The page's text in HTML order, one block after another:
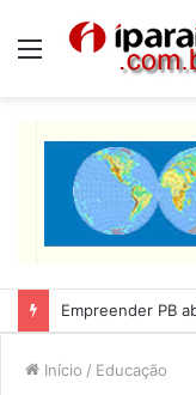
Menu
Início / Educação